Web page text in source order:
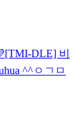
[TMI-DLE] 비
^^ㅇㄱ ㅁ